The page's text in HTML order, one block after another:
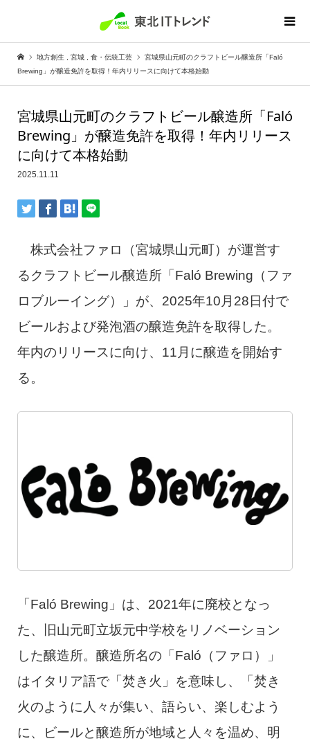
地方創生 宮城 食・伝統工芸
宮城県山元町のクラフトビール醸造所「Faló
Brewing」が醸造免許を取得！年内リリースに向けて本格始動
宮城県山元町のクラフトビール醸造所「Faló
Brewing」が醸造免許を取得！年内リリース
に向けて本格始動
2025.11.11
株式会社ファロ（宮城県山元町）が運営す
るクラフトビール醸造所「Faló Brewing（ファ
ロブルーイング）」が、2025年10月28日付で
ビールおよび発泡酒の醸造免許を取得した。
年内のリリースに向け、11月に醸造を開始す
る。
「Faló Brewing」は、2021年に廃校となっ
た、旧山元町立坂元中学校をリノベーション
した醸造所。醸造所名の「Faló（ファロ）」
はイタリア語で「焚き火」を意味し、「焚き
火のように人々が集い、語らい、楽しむよう
に、ビールと醸造所が地域と人々を温め、明